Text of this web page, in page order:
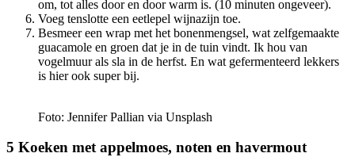
om, tot alles door en door warm is. (10 minuten ongeveer).
Voeg tenslotte een eetlepel wijnazijn toe.
Besmeer een wrap met het bonenmengsel, wat zelfgemaakte
guacamole en groen dat je in de tuin vindt. Ik hou van
vogelmuur als sla in de herfst. En wat gefermenteerd lekkers
is hier ook super bij.
Foto: Jennifer Pallian via Unsplash
5 Koeken met appelmoes, noten en havermout